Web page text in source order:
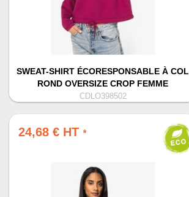
SWEAT-SHIRT ÉCORESPONSABLE À COL
ROND OVERSIZE CROP FEMME
CDLO398502
24,68 € HT *